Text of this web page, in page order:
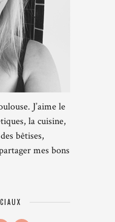
J’aime le
la cuisine,
bêtises,
mes bons